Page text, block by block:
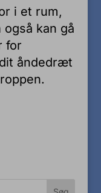
i et rum,
kan gå
for
åndedræt